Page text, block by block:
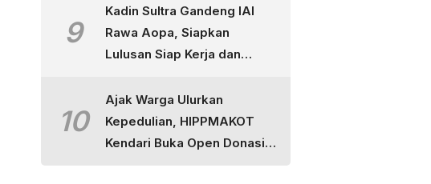
Tuntaskan Perkara
9
Kadin Sultra Gandeng IAI
Rawa Aopa, Siapkan
Lulusan Siap Kerja dan
10
Ajak Warga Ulurkan
Kepedulian, HIPPMAKOT
Kendari Buka Open Donasi